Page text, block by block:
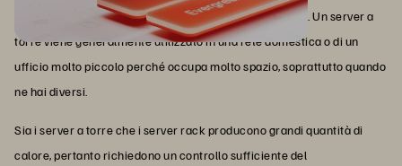
agli amministratori di impilare più server in un armadio. Un server a
torre viene generalmente utilizzato in una rete domestica o di un
ufficio molto piccolo perché occupa molto spazio, soprattutto quando
ne hai diversi.
Sia i server a torre che i server rack producono grandi quantità di
calore, pertanto richiedono un controllo sufficiente del